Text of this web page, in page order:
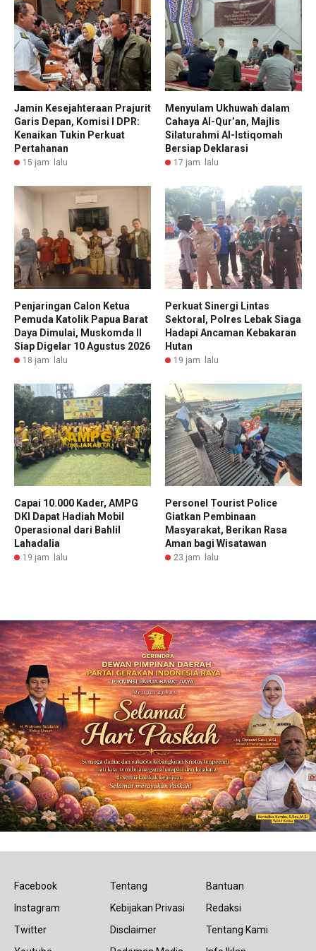
Jamin Kesejahteraan Prajurit
Garis Depan, Komisi I DPR:
Kenaikan Tukin Perkuat
Pertahanan
15 jam lalu
Menyulam Ukhuwah dalam
Cahaya Al-Qur’an, Majlis
Silaturahmi Al-Istiqomah
Bersiap Deklarasi
17 jam lalu
Penjaringan Calon Ketua
Pemuda Katolik Papua Barat
Daya Dimulai, Muskomda II
Siap Digelar 10 Agustus 2026
18 jam lalu
Perkuat Sinergi Lintas
Sektoral, Polres Lebak Siaga
Hadapi Ancaman Kebakaran
Hutan
19 jam lalu
Capai 10.000 Kader, AMPG
DKI Dapat Hadiah Mobil
Operasional dari Bahlil
Lahadalia
19 jam lalu
Personel Tourist Police
Giatkan Pembinaan
Masyarakat, Berikan Rasa
Aman bagi Wisatawan
23 jam lalu
Facebook
Instagram
Twitter
Tentang
Kebijakan Privasi
Disclaimer
Bantuan
Redaksi
Tentang Kami